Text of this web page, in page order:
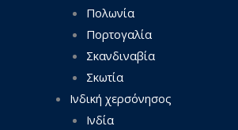
Πολωνία
Πορτογαλία
Σκανδιναβία
Σκωτία
Ινδική χερσόνησος
Ινδία